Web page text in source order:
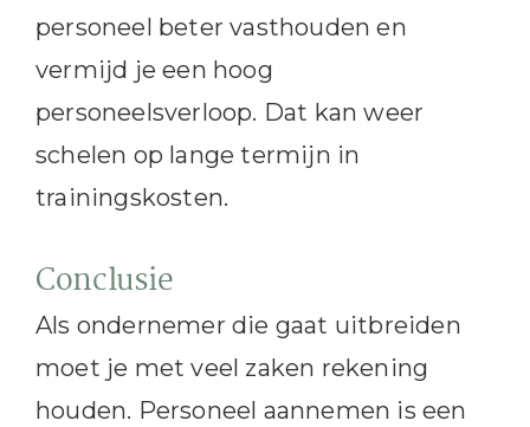
personeel beter vasthouden en
vermijd je een hoog
personeelsverloop. Dat kan weer
schelen op lange termijn in
trainingskosten.
Conclusie
Als ondernemer die gaat uitbreiden
moet je met veel zaken rekening
houden. Personeel aannemen is een